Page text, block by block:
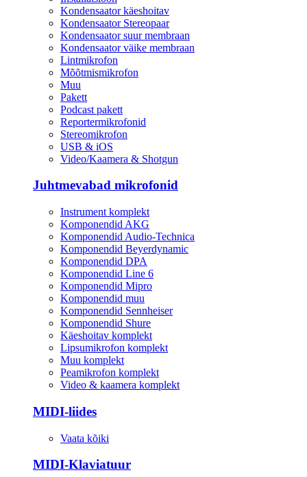
Kondensaator käeshoitav
Kondensaator Stereopaar
Kondensaator suur membraan
Kondensaator väike membraan
Lintmikrofon
Mõõtmismikrofon
Muu
Pakett
Podcast pakett
Reportermikrofonid
Stereomikrofon
USB & iOS
Video/Kaamera & Shotgun
Juhtmevabad mikrofonid
Instrument komplekt
Komponendid AKG
Komponendid Audio-Technica
Komponendid Beyerdynamic
Komponendid DPA
Komponendid Line 6
Komponendid Mipro
Komponendid muu
Komponendid Sennheiser
Komponendid Shure
Käeshoitav komplekt
Lipsumikrofon komplekt
Muu komplekt
Peamikrofon komplekt
Video & kaamera komplekt
MIDI-liides
Vaata kõiki
MIDI-Klaviatuur